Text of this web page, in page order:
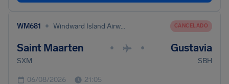
WM681 • Windward Island Airways International CANCELADO
Saint Maarten • • Gustavia
SXM SBH
06/08/2026 21:05